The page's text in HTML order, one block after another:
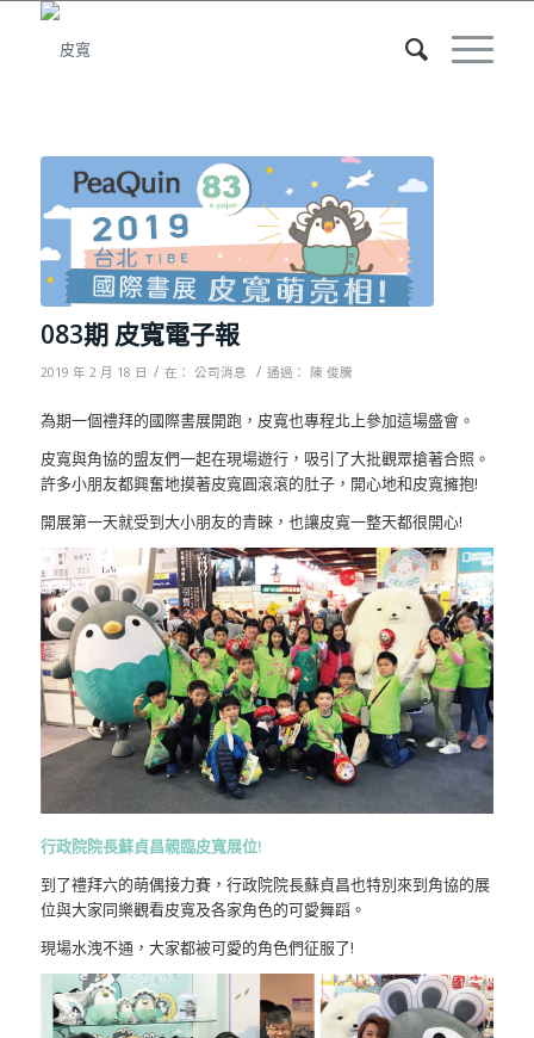
083期 皮寬電子報
2019 年 2 月 18 日 / 在： 公司消息 / 通過： 陳 俊騰
為期一個禮拜的國際書展開跑，皮寬也專程北上參加這場盛會。
皮寬與角協的盟友們一起在現場遊行，吸引了大批觀眾搶著合照。
許多小朋友都興奮地摸著皮寬圓滾滾的肚子，開心地和皮寬擁抱!
開展第一天就受到大小朋友的青睞，也讓皮寬一整天都很開心!
行政院院長蘇貞昌親臨皮寬展位!
到了禮拜六的萌偶接力賽，行政院院長蘇貞昌也特別來到角協的展
位與大家同樂觀看皮寬及各家角色的可愛舞蹈。
現場水洩不通，大家都被可愛的角色們征服了!